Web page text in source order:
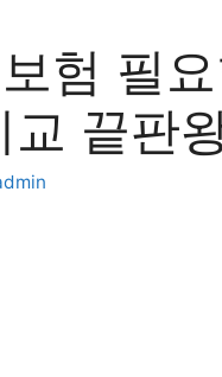
험 필
교 끝판